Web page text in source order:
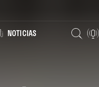
NOTICIAS